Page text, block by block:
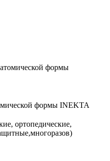
формы
формы INEKTA
ортопедические,